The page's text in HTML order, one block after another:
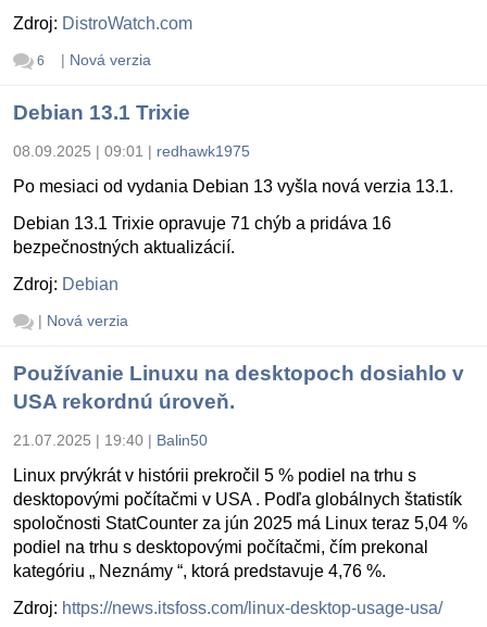
Zdroj: DistroWatch.com
6 | Nová verzia
Debian 13.1 Trixie
08.09.2025 | 09:01 | redhawk1975
Po mesiaci od vydania Debian 13 vyšla nová verzia 13.1.
Debian 13.1 Trixie opravuje 71 chýb a pridáva 16
bezpečnostných aktualizácií.
Zdroj: Debian
| Nová verzia
Používanie Linuxu na desktopoch dosiahlo v
USA rekordnú úroveň.
21.07.2025 | 19:40 | Balin50
Linux prvýkrát v histórii prekročil 5 % podiel na trhu s
desktopovými počítačmi v USA . Podľa globálnych štatistík
spoločnosti StatCounter za jún 2025 má Linux teraz 5,04 %
podiel na trhu s desktopovými počítačmi, čím prekonal
kategóriu „ Neznámy “, ktorá predstavuje 4,76 %.
Zdroj: https://news.itsfoss.com/linux-desktop-usage-usa/